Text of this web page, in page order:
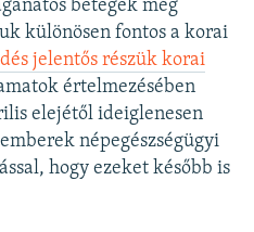
betegek még
különösen fontos a korai
jelentős részük korai
értelmezésében
elejétől ideiglenesen
népegészségügyi
hogy ezeket később is